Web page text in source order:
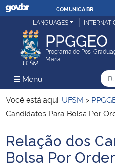
IR
O
COMUNICA BR
Ministério da Justiça e Segurança Pública
Ministério da Defesa
Ministério das Relações Exteriores
Ministério da Infraestrutura
LANGUAGES
PPGGEO
Programa de Pós-
Maria
Menu Menu Principal do
Você está aqui: UFSM >
Candidatos Para Bolsa Por
Início do conteúdo
Relação dos
Bolsa Por